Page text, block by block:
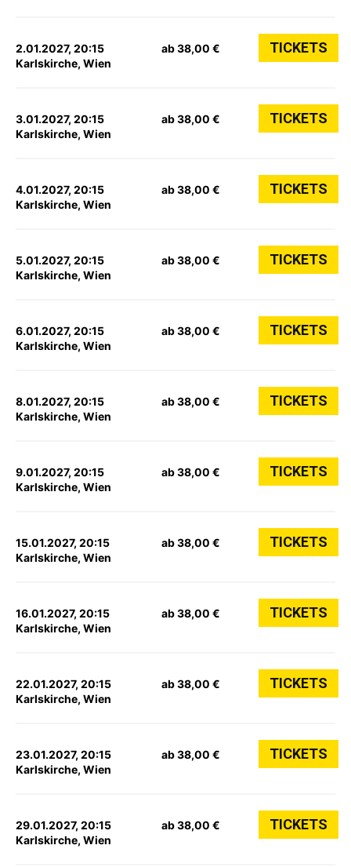
2.01.2027, 20:15
Karlskirche, Wien
ab 38,00 € TICKETS
3.01.2027, 20:15
Karlskirche, Wien
ab 38,00 € TICKETS
4.01.2027, 20:15
Karlskirche, Wien
ab 38,00 € TICKETS
5.01.2027, 20:15
Karlskirche, Wien
ab 38,00 € TICKETS
6.01.2027, 20:15
Karlskirche, Wien
ab 38,00 € TICKETS
8.01.2027, 20:15
Karlskirche, Wien
ab 38,00 € TICKETS
9.01.2027, 20:15
Karlskirche, Wien
ab 38,00 € TICKETS
15.01.2027, 20:15
Karlskirche, Wien
ab 38,00 € TICKETS
16.01.2027, 20:15
Karlskirche, Wien
ab 38,00 € TICKETS
22.01.2027, 20:15
Karlskirche, Wien
ab 38,00 € TICKETS
23.01.2027, 20:15
Karlskirche, Wien
ab 38,00 € TICKETS
29.01.2027, 20:15
Karlskirche, Wien
ab 38,00 € TICKETS